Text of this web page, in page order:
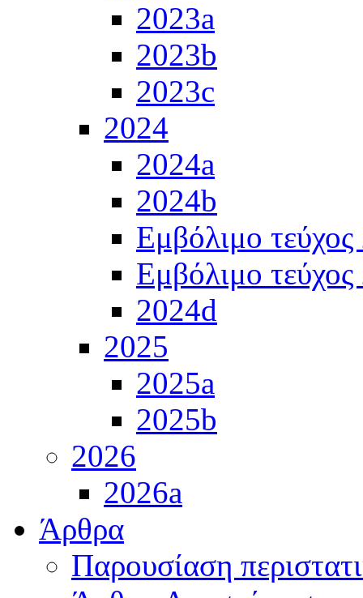
2023a
2023b
2023c
2024
2024a
2024b
Εμβόλιμο
Εμβόλιμο
2024d
2025
2025a
2025b
2026
2026a
Άρθρα
Παρουσίαση